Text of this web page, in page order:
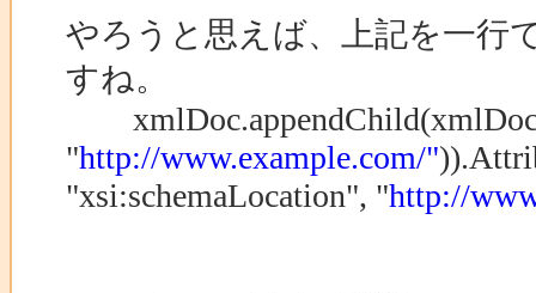
やろうと思えば、上記を一行
すね。
"http://www.example.com/"
"xsi:schemaLocation", "http://